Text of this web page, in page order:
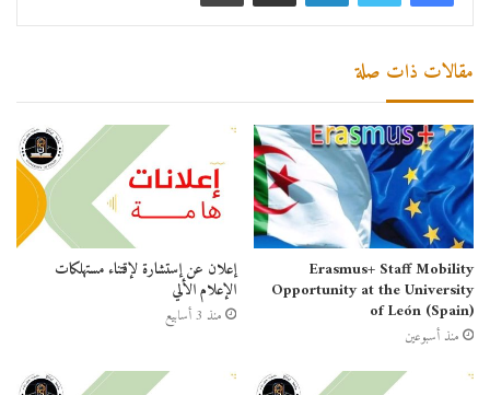
مقالات ذات صلة
Erasmus+ Staff Mobility
Opportunity at the University
of León (Spain)
منذ أسبوعين
إعلان عن إستشارة لإقتناء مستهلكات
الإعلام الألي
منذ 3 أسابيع